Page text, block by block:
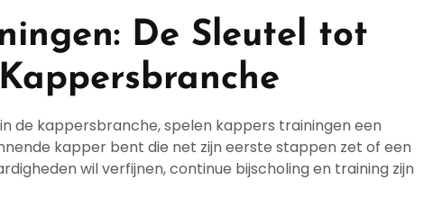
De Sleutel tot
de kappersbranche, spelen kappers trainingen een
kapper bent die net zijn eerste stappen zet of een
wil verfijnen, continue bijscholing en training zijn